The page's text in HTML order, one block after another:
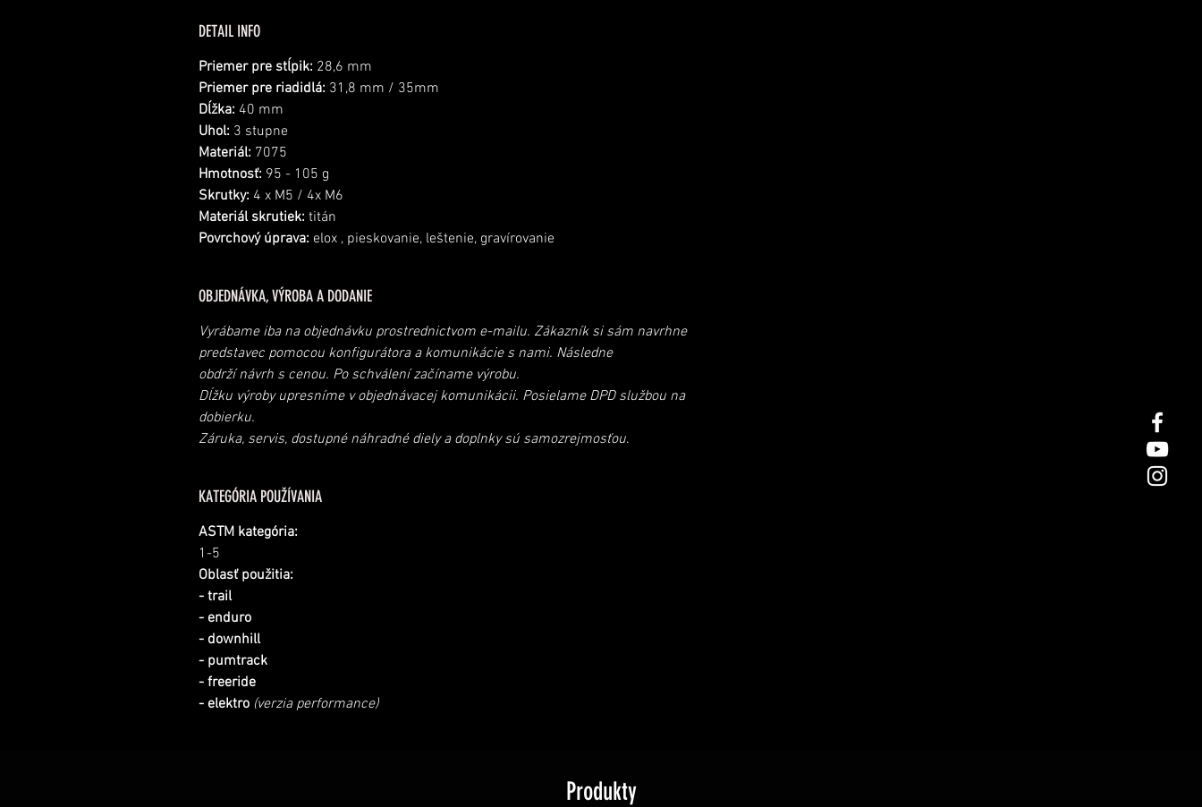
DETAIL INFO
Priemer pre stĺpik: 28,6 mm
Priemer pre riadidlá: 31,8 mm / 35mm
Dĺžka: 40 mm
Uhol: 3 stupne
Materiál: 7075
Hmotnosť: 95 - 105 g
Skrutky: 4 x M5 / 4x M6
Materiál skrutiek: titán
Povrchový úprava: elox , pieskovanie, leštenie, gravírovanie
OBJEDNÁVKA, VÝROBA A DODANIE
Vyrábame iba na objednávku prostrednictvom e-mailu. Zákazník si sám navrhne
predstavec pomocou konfigurátora a komunikácie s nami. Následne
obdrží návrh s cenou. Po schválení začíname výrobu.
Dĺžku výroby upresníme v objednávacej komunikácii. Posielame DPD službou na
dobierku.
Záruka, servis, dostupné náhradné diely a doplnky sú samozrejmosťou.
KATEGÓRIA POUŽÍVANIA
ASTM kategória:
1-5
Oblasť použitia:
- trail
- enduro
- downhill
- pumtrack
- freeride
- elektro (verzia performance)
Produkty